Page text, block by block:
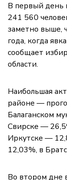
В первый день
241 560
заметно выше,
года, когда
сообщает
области.
Наибольшая
районе —
Балаганском
Свирске —
Иркутске —
12,03%, в
Во втором дне